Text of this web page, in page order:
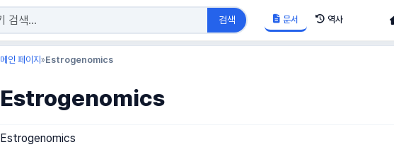
검색 문서 역사
메인 페이지 »Estrogenomics
Estrogenomics
Estrogenomics